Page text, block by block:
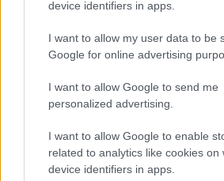
device identifiers in apps.
I want to allow my user data to be
Google for online advertising
I want to allow Google to send me
personalized advertising.
I want to allow Google to enable
related to analytics like cookies on
device identifiers in apps.